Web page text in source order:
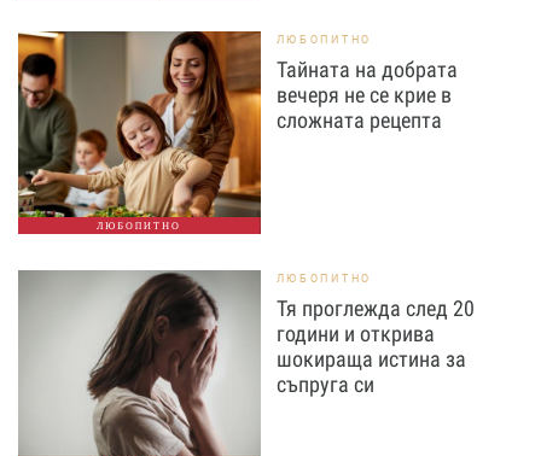
ЛЮБОПИТНО
ЛЮБОПИТНО
Тайната на добрата
вечеря не се крие в
сложната рецепта
ЛЮБОПИТНО
Тя проглежда след 20
години и открива
шокираща истина за
съпруга си